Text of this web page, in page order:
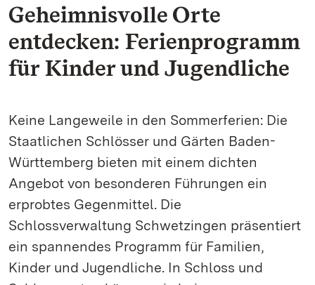
Geheimnisvolle Orte
entdecken: Ferienprogramm
für Kinder und Jugendliche
Keine Langeweile in den Sommerferien: Die
Staatlichen Schlösser und Gärten Baden-
Württemberg bieten mit einem dichten
Angebot von besonderen Führungen ein
erprobtes Gegenmittel. Die
Schlossverwaltung Schwetzingen präsentiert
ein spannendes Programm für Familien,
Kinder und Jugendliche. In Schloss und